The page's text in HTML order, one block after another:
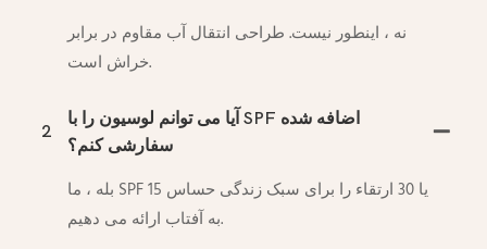
نه ، اینطور نیست. طراحی انتقال آب مقاوم در برابر
خراش است.
2
آیا می توانم لوسیون را با SPF اضافه شده
سفارشی کنم؟
بله ، ما SPF 15 یا 30 ارتقاء را برای سبک زندگی حساس
به آفتاب ارائه می دهیم.